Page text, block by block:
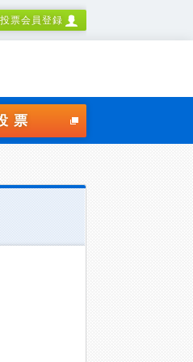
票会員登録
票